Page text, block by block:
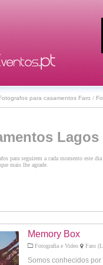
para casamentos Faro /
Lagos
para seguirem a cada momento este
mais lhe agrade.
Memory Box
Fotografia e Video Faro
Somos conhecidos